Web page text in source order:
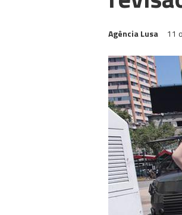
Agência Lusa 11